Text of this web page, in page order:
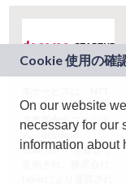
ドコモグループの新
規事業創出プログラ
ム「docomo
STARTUP」を通じて
On our website
necessary for our
information about